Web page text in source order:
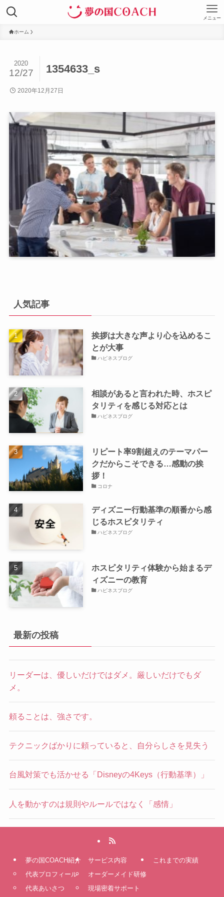
メニュー
ホーム
1354633_s
2020
12/27
2020年12月27日
人気記事
挨拶は大きな声より心を込めるこ
とが大事
ハピネスブログ
相談があると言われた時、ホスピ
タリティを感じる対応とは
ハピネスブログ
リピート率9割超えのテーマパー
クだからこそできる…感動の挨
拶！
コロナ
ディズニー行動基準の順番から感
じるホスピタリティ
ハピネスブログ
ホスピタリティ体験から始まるデ
ィズニーの教育
ハピネスブログ
最新の投稿
リーダーは、優しいだけではダメ。厳しいだけでもダ
メ。
頼ることは、強さです。
テクニックばかりに頼っていると、自分らしさを見失う
台風対策でも活かせる「Disneyの4Keys（行動基準）」
人を動かすのは規則やルールではなく「感情」
夢の国COACH紹介
代表プロフィール
代表あいさつ
サービス内容
オーダーメイド研修
現場密着サポート
これまでの実績